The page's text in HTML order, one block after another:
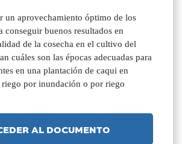
un aprovechamiento óptimo de los
conseguir buenos resultados en
de la cosecha en el cultivo del
cuáles son las épocas adecuadas para
en una plantación de caqui en
riego por inundación o por riego
AL DOCUMENTO